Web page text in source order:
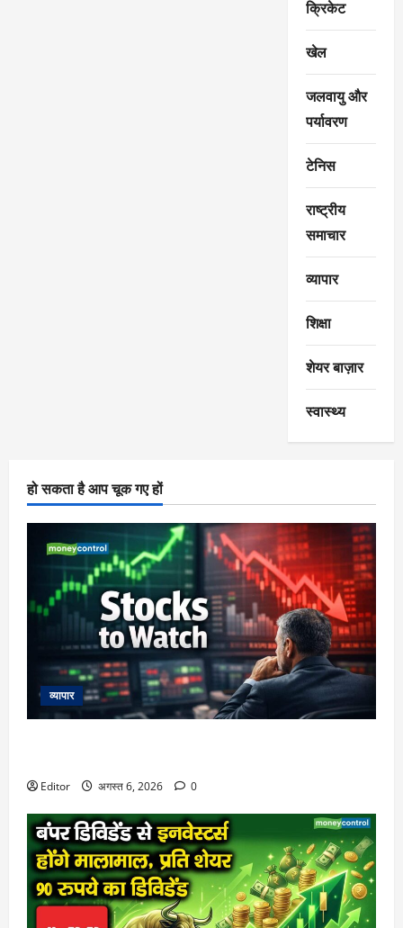
क्रिकेट
खेल
जलवायु और
पर्यावरण
टेनिस
राष्ट्रीय
समाचार
व्यापार
शिक्षा
शेयर बाज़ार
स्वास्थ्य
हो सकता है आप चूक गए हों
व्यापार
Editor अगस्त 6, 2026 0